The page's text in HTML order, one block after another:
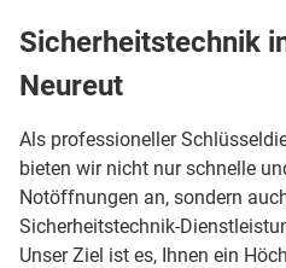
Sicherheitstechnik
Neureut
Als professioneller
bieten wir nicht nur schnelle
Notöffnungen an, sondern
Sicherheitstechnik-
Unser Ziel ist es, Ihnen ein